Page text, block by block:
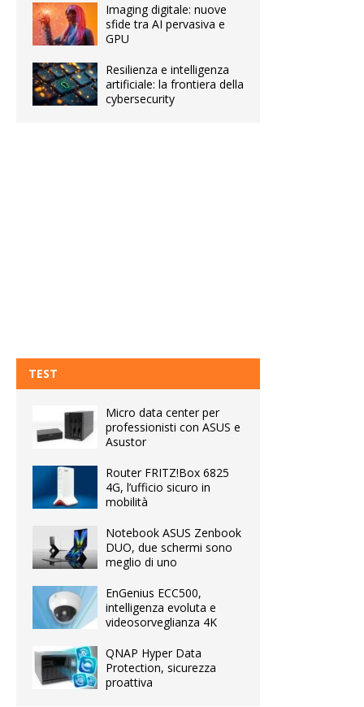
Imaging digitale: nuove
sfide tra AI pervasiva e
GPU
Resilienza e intelligenza
artificiale: la frontiera della
cybersecurity
TEST
Micro data center per
professionisti con ASUS e
Asustor
Router FRITZ!Box 6825
4G, l’ufficio sicuro in
mobilità
Notebook ASUS Zenbook
DUO, due schermi sono
meglio di uno
EnGenius ECC500,
intelligenza evoluta e
videosorveglianza 4K
QNAP Hyper Data
Protection, sicurezza
proattiva